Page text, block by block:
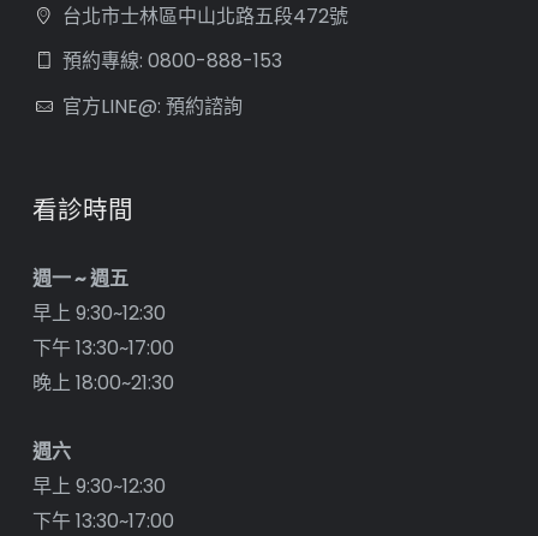
台北市士林區中山北路五段472號
預約專線: 0800-888-153
官方LINE@: 預約諮詢
看診時間
週一 ~ 週五
早上 9:30~12:30
下午 13:30~17:00
晚上 18:00~21:30
週六
早上 9:30~12:30
下午 13:30~17:00